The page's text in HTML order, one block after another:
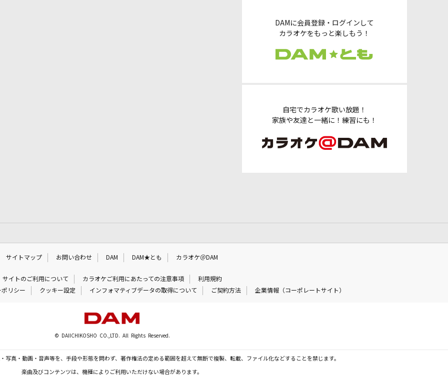
DAMに会員登録・ログインして
カラオケをもっと楽しもう！
自宅でカラオケ歌い放題！
家族や友達と一緒に！練習にも！
サイトマップ お問い合わせ DAM DAM★とも カラオケ＠DAM
サイトのご利用について カラオケご利用にあたっての注意事項
利用規約
リシー
クッキー設定 インフォマティブデータの取得について ご契約方法 企業情報（コーポレートサイト）
© DAIICHIKOSHO CO.,LTD. All Rights Reserved.
写真・動画・音声等を、手段や形態を問わず、著作権法の定める範囲を超えて無断で複製、転載、ファイル化などすることを禁じます。
楽曲及びコンテンツは、機種によりご利用いただけない場合があります。